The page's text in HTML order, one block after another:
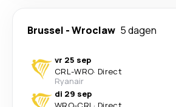
Brussel -Wroclaw 5 dagen
vr 25 sep
CRL-WRO· Direct
Ryanair
di 29 sep